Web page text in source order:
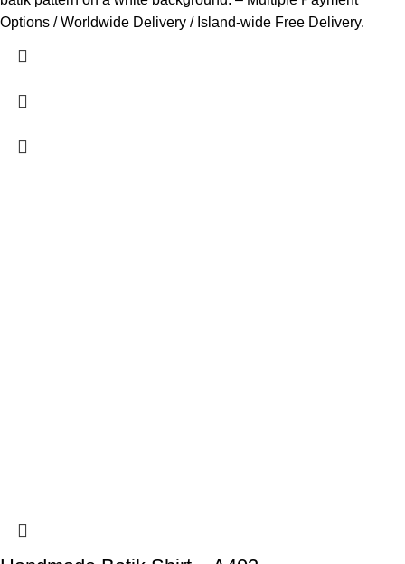
Options / Worldwide Delivery / Island-wide Free Delivery.